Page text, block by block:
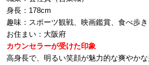
身長：178cm
趣味：スポーツ観戦、映画鑑賞、食べ歩き
お住まい：大阪府
カウンセラーが受けた印象
高身長で、明るい笑顔が魅力的な爽やかな